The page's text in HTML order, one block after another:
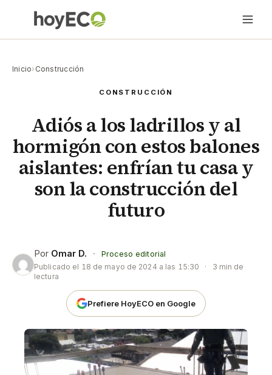
Inicio› Construcción
CONSTRUCCIÓN
Adiós a los ladrillos y al
hormigón con estos balones
aislantes: enfrían tu casa y
son la construcción del
futuro
Por Omar D. ·
Proceso editorial
Publicado el 18 de mayo de 2024 a las 15:30 ·
3 min de
lectura
Prefiere HoyECO en Google